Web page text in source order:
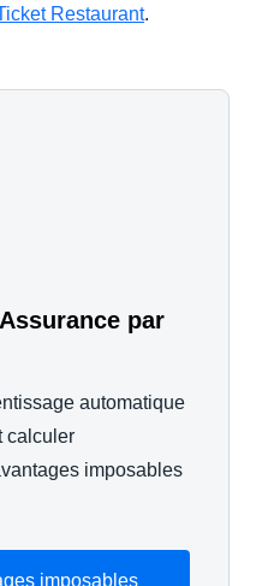
Restaurant.
par
automatique
calculer
imposables
imposables